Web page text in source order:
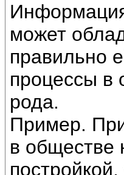
может
правильно
процессы в
рода.
Пример.
в обществе